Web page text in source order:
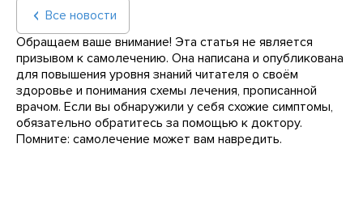
Все новости
Обращаем ваше внимание! Эта статья не является
призывом к самолечению. Она написана и опубликована
для повышения уровня знаний читателя о своём
здоровье и понимания схемы лечения, прописанной
врачом. Если вы обнаружили у себя схожие симптомы,
обязательно обратитесь за помощью к доктору.
Помните: самолечение может вам навредить.